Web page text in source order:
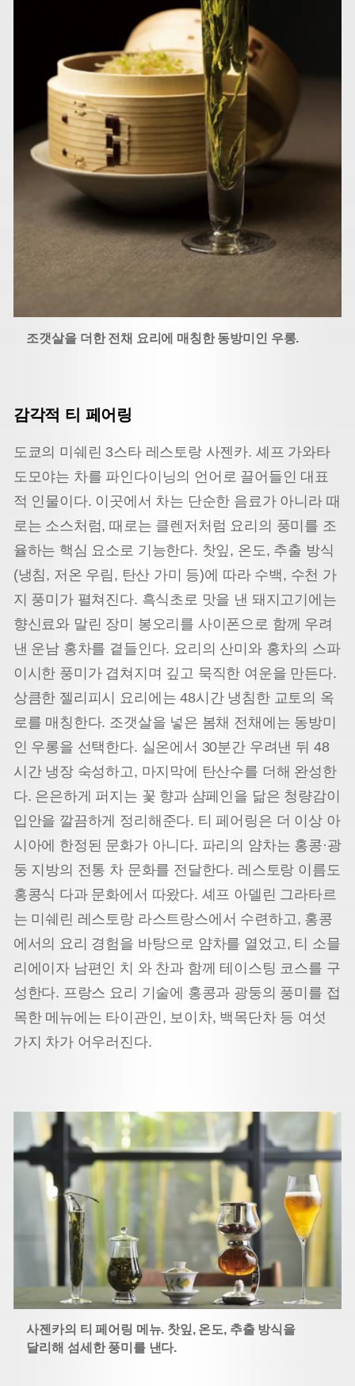
조갯살을 더한 전채 요리에 매칭한 동방미인 우롱.
감각적 티 페어링
도쿄의 미쉐린 3스타 레스토랑 사젠카. 셰프 가와타
도모야는 차를 파인다이닝의 언어로 끌어들인 대표
적 인물이다. 이곳에서 차는 단순한 음료가 아니라 때
로는 소스처럼, 때로는 클렌저처럼 요리의 풍미를 조
율하는 핵심 요소로 기능한다. 찻잎, 온도, 추출 방식
(냉침, 저온 우림, 탄산 가미 등)에 따라 수백, 수천 가
지 풍미가 펼쳐진다. 흑식초로 맛을 낸 돼지고기에는
향신료와 말린 장미 봉오리를 사이폰으로 함께 우려
낸 운남 홍차를 곁들인다. 요리의 산미와 홍차의 스파
이시한 풍미가 겹쳐지며 깊고 묵직한 여운을 만든다.
상큼한 젤리피시 요리에는 48시간 냉침한 교토의 옥
로를 매칭한다. 조갯살을 넣은 봄채 전채에는 동방미
인 우롱을 선택한다. 실온에서 30분간 우려낸 뒤 48
시간 냉장 숙성하고, 마지막에 탄산수를 더해 완성한
다. 은은하게 퍼지는 꽃 향과 샴페인을 닮은 청량감이
입안을 깔끔하게 정리해준다. 티 페어링은 더 이상 아
시아에 한정된 문화가 아니다. 파리의 얌차는 홍콩·광
둥 지방의 전통 차 문화를 전달한다. 레스토랑 이름도
홍콩식 다과 문화에서 따왔다. 셰프 아델린 그라타르
는 미쉐린 레스토랑 라스트랑스에서 수련하고, 홍콩
에서의 요리 경험을 바탕으로 얌차를 열었고, 티 소믈
리에이자 남편인 치 와 찬과 함께 테이스팅 코스를 구
성한다. 프랑스 요리 기술에 홍콩과 광둥의 풍미를 접
목한 메뉴에는 타이관인, 보이차, 백목단차 등 여섯
가지 차가 어우러진다.
사젠카의 티 페어링 메뉴. 찻잎, 온도, 추출 방식을
달리해 섬세한 풍미를 낸다.